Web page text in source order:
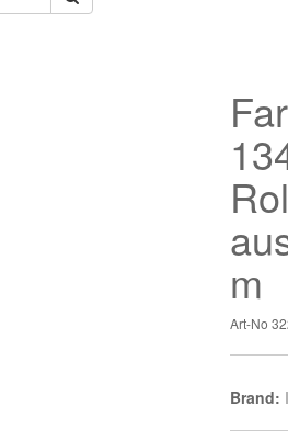
m
Art-No
Brand: